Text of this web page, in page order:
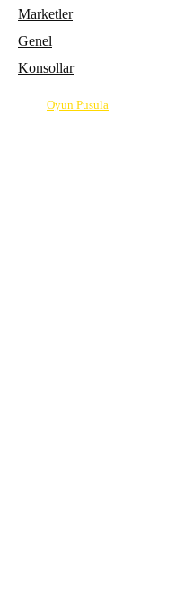
Marketler
Genel
Konsollar
Oyun Pusula